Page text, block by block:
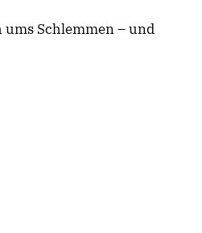
ums Schlemmen – und